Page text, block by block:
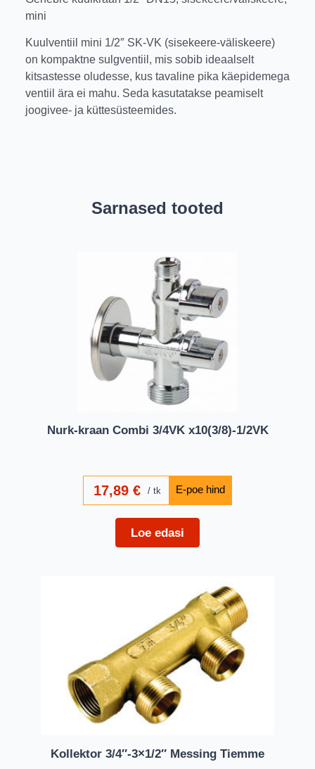
mini
Kuulventiil mini 1/2″ SK-VK (sisekeere-väliskeere)
on kompaktne sulgventiil, mis sobib ideaalselt
kitsastesse oludesse, kus tavaline pika käepidemega
ventiil ära ei mahu. Seda kasutatakse peamiselt
joogivee- ja küttesüsteemides.
Sarnased tooted
Nurk-kraan Combi 3/4VK x10(3/8)-1/2VK
17,89 € tk
Loe edasi
Kollektor 3/4″-3×1/2″ Messing Tiemme